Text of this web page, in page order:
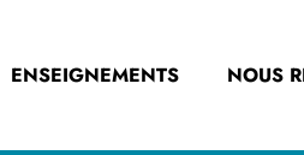
ENSEIGNEMENTS NOUS